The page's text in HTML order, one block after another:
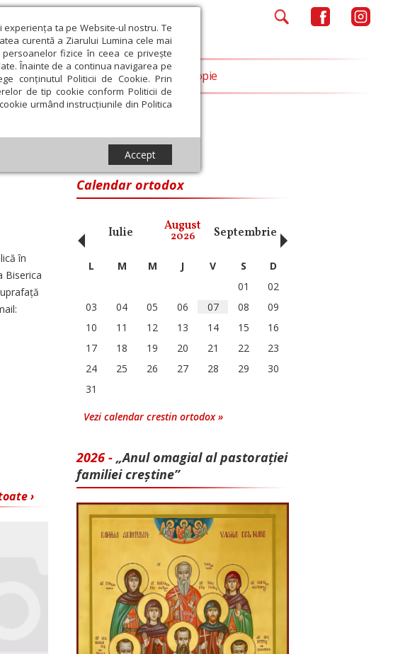
ta pe Website-ul nostru. Te
curentă a Ziarului Lumina cele mai
fizice în ceea ce privește
Înainte de a continua navigarea pe
conținutul Politicii de Cookie. Prin
de tip cookie conform Politicii de
urmând instrucțiunile din Politica
Accept
Societate Opinii Filantropie
în
Biserica
›
Calendar ortodox
Iulie August
2026 Septembrie Octombrie
‹ L M M J V S
D
01
02
03
04 05 06 07 08
09
10
11 12 13 14 15
16
17
18 19 20 21 22
23
24
25 26 27 28 29
30
31
Vezi calendar crestin ortodox »
2026 - „Anul omagial al pastorației
familiei creștine”